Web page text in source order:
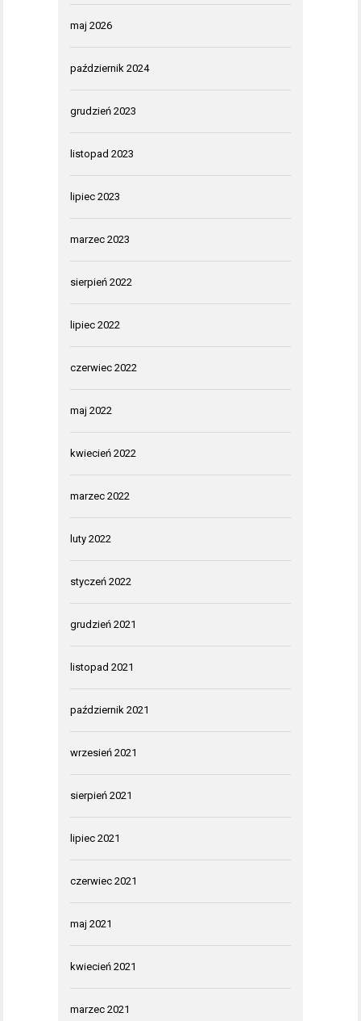
maj 2026
październik 2024
grudzień 2023
listopad 2023
lipiec 2023
marzec 2023
sierpień 2022
lipiec 2022
czerwiec 2022
maj 2022
kwiecień 2022
marzec 2022
luty 2022
styczeń 2022
grudzień 2021
listopad 2021
październik 2021
wrzesień 2021
sierpień 2021
lipiec 2021
czerwiec 2021
maj 2021
kwiecień 2021
marzec 2021